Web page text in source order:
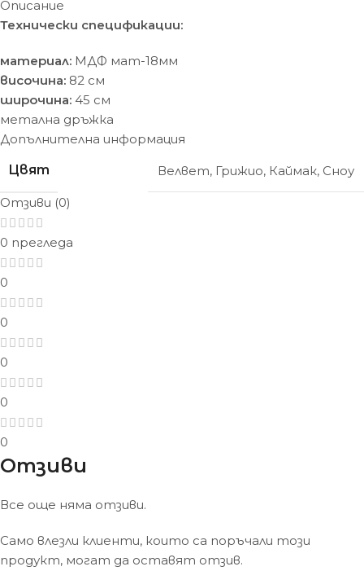
Описание
Технически спецификации:
материал: МДФ мат-18мм
височина: 82 см
широчина: 45 см
метална дръжка
Допълнителна информация
Цвят
Велвет, Грижио, Каймак, Сноу
Отзиви (0)
0 прегледа
0
0
0
0
0
Отзиви
Все още няма отзиви.
Само влезли клиенти, които са поръчали този
продукт, могат да оставят отзив.